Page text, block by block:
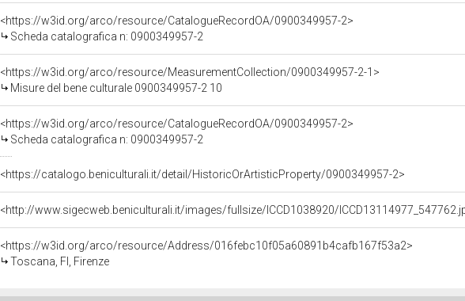
<https://w3id.org/arco/resource/CatalogueRecordOA/0900349957-2>
Scheda catalografica n: 0900349957-2
<https://w3id.org/arco/resource/MeasurementCollection/0900349957-2-1>
Misure del bene culturale 0900349957-2 10
<https://w3id.org/arco/resource/CatalogueRecordOA/0900349957-2>
Scheda catalografica n: 0900349957-2
<https://catalogo.beniculturali.it/detail/HistoricOrArtisticProperty/0900349957-2>
<http://www.sigecweb.beniculturali.it/images/fullsize/ICCD1038920/
<https://w3id.org/arco/resource/Address/016febc10f05a60891b4cafb167f53a2>
Toscana, FI, Firenze